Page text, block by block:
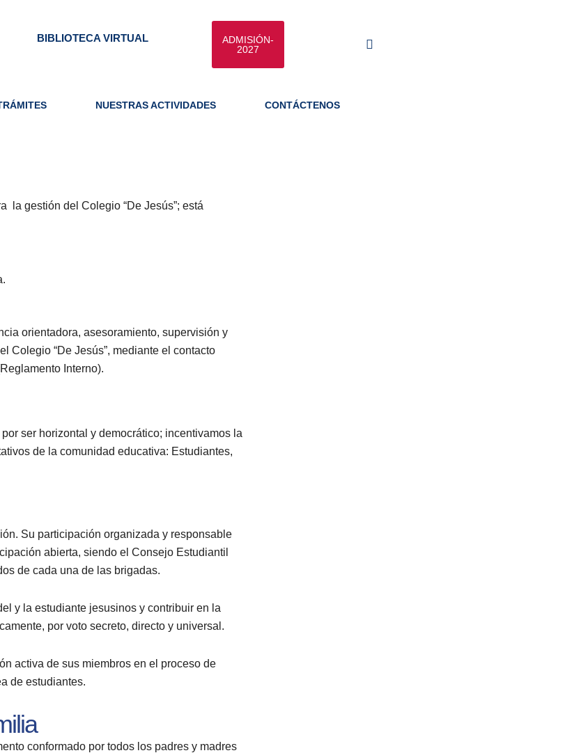
ADMISIÓN-
2027
BIBLIOTECA VIRTUAL
NUESTRAS ACTIVIDADES CONTÁCTENOS
la gestión del Colegio “De Jesús”; está
orientadora, asesoramiento, supervisión y
Colegio “De Jesús”, mediante el contacto
Interno).
ser horizontal y democrático; incentivamos la
de la comunidad educativa: Estudiantes,
Su participación organizada y responsable
abierta, siendo el Consejo Estudiantil
de cada una de las brigadas.
y la estudiante jesusinos y contribuir en la
por voto secreto, directo y universal.
activa de sus miembros en el proceso de
de estudiantes.
conformado por todos los padres y madres